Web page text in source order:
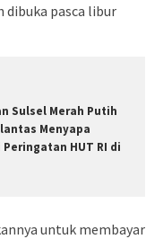
pasca libur
Sulsel Merah Putih
Menyapa
Peringatan HUT RI di
untuk membayar